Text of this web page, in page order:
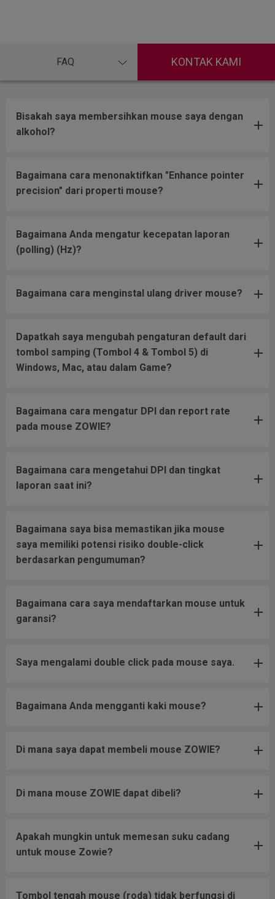
FAQ KONTAK KAMI
Bisakah saya membersihkan mouse saya dengan
alkohol?
Bagaimana cara menonaktifkan "Enhance pointer
precision" dari properti mouse?
Bagaimana Anda mengatur kecepatan laporan
(polling) (Hz)?
Bagaimana cara menginstal ulang driver mouse?
Dapatkah saya mengubah pengaturan default dari
tombol samping (Tombol 4 & Tombol 5) di
Windows, Mac, atau dalam Game?
Bagaimana cara mengatur DPI dan report rate
pada mouse ZOWIE?
Bagaimana cara mengetahui DPI dan tingkat
laporan saat ini?
Bagaimana saya bisa memastikan jika mouse
saya memiliki potensi risiko double-click
berdasarkan pengumuman?
Bagaimana cara saya mendaftarkan mouse untuk
garansi?
Saya mengalami double click pada mouse saya.
Bagaimana Anda mengganti kaki mouse?
Di mana saya dapat membeli mouse ZOWIE?
Di mana mouse ZOWIE dapat dibeli?
Apakah mungkin untuk memesan suku cadang
untuk mouse Zowie?
Tombol tengah mouse (roda) tidak berfungsi di